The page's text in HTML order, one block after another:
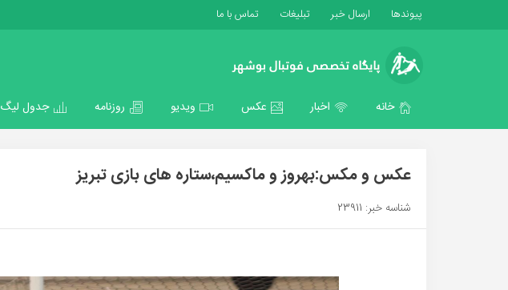
پیوندها ارسال خبر تبلیغات تماس با ما
خانه اخبار عکس ویدیو روزنامه جدول لیگ
عکس و مکس:بهروز و ماکسیم،ستاره های بازی تبریز
شناسه خبر: 23911